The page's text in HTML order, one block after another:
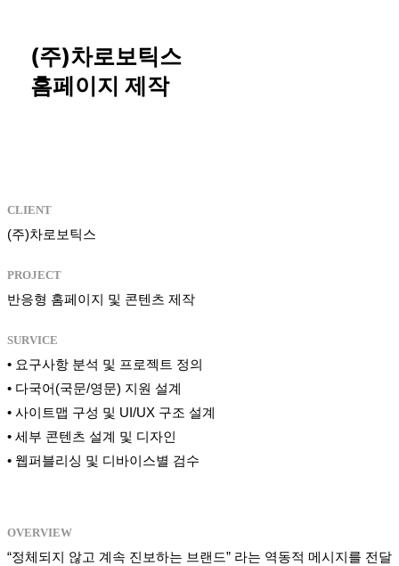
(주)차로보틱스
홈페이지 제작
CLIENT
(주)차로보틱스
PROJECT
반응형 홈페이지 및 콘텐츠 제작
SURVICE
• 요구사항 분석 및 프로젝트 정의
• 다국어(국문/영문) 지원 설계
• 사이트맵 구성 및 UI/UX 구조 설계
• 세부 콘텐츠 설계 및 디자인
• 웹퍼블리싱 및 디바이스별 검수
OVERVIEW
“정체되지 않고 계속 진보하는 브랜드” 라는 역동적 메시지를 전달